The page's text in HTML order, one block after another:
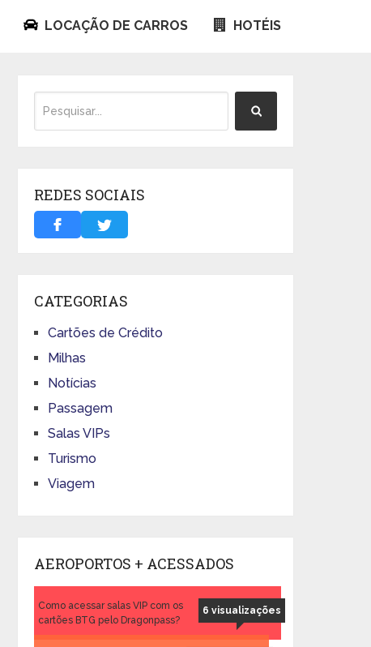
LOCAÇÃO DE CARROS HOTÉIS
REDES SOCIAIS
CATEGORIAS
Cartões de Crédito
Milhas
Notícias
Passagem
Salas VIPs
Turismo
Viagem
AEROPORTOS + ACESSADOS
6 visualizações
Como acessar salas VIP com os
cartões BTG pelo Dragonpass?